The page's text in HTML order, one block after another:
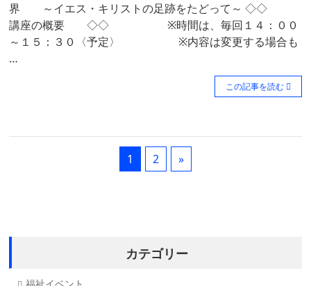
界 ～イエス・キリストの足跡をたどって～ ◇◇
講座の概要 ◇◇ ※時間は、毎回１４：００
～１５：３０〈予定〉 ※内容は変更する場合も
…
この記事を読む
1 2 »
カテゴリー